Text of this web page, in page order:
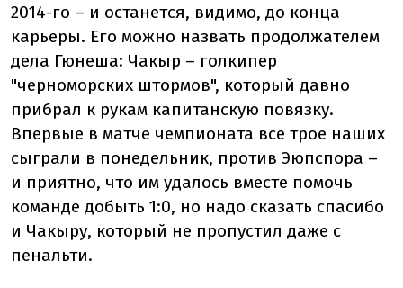
2014-го – и останется, видимо, до конца
карьеры. Его можно назвать продолжателем
дела Гюнеша: Чакыр – голкипер
"черноморских штормов", который давно
прибрал к рукам капитанскую повязку.
Впервые в матче чемпионата все трое наших
сыграли в понедельник, против Эюпспора –
и приятно, что им удалось вместе помочь
команде добыть 1:0, но надо сказать спасибо
и Чакыру, который не пропустил даже с
пенальти.